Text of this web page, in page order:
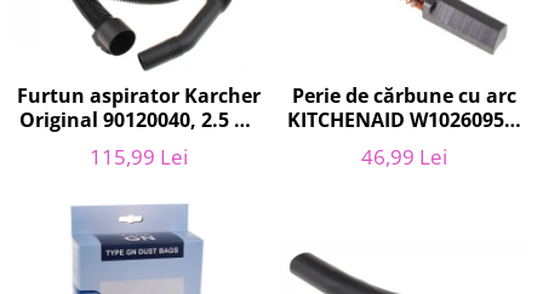
Playere, Boxe & Casti
Telescoape & Optica
Televizoare & accesorii
Bacanie
Ambalaje cadouri
Curatenie si intretinere
Furtun aspirator Karcher
Original 90120040, 2.5 m,
negru
115,99 Lei
Perie de cărbune cu arc
KITCHENAID W10260958,
5KSM15
46,99 Lei